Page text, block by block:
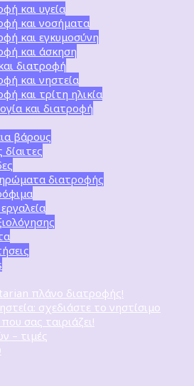
και υγεία
και νοσήματα
και εγκυμοσύνη
και άσκηση
διατροφή
και νηστεία
και τρίτη ηλικία
και διατροφή
βάρους
δίαιτες
διατροφής
πλάνο διατροφής!
σχεδιάστε το νηστίσιμο
σας ταιριάζει!
– τιμές